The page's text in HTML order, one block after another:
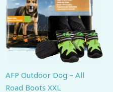
AFP Outdoor Dog – All
Road Boots XXL